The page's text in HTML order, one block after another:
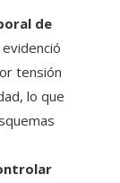
de
tensión
lo que